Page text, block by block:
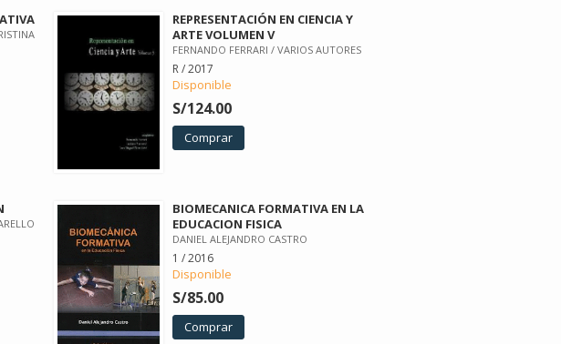
REPRESENTACIÓN EN CIENCIA Y
ARTE VOLUMEN V
FERNANDO FERRARI / VARIOS AUTORES
R / 2017
Disponible
S/124.00
Comprar
BIOMECANICA FORMATIVA EN LA
EDUCACION FISICA
DANIEL ALEJANDRO CASTRO
1 / 2016
Disponible
S/85.00
Comprar